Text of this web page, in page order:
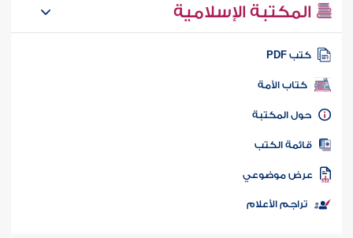
المكتبة الإسلامية
كتب PDF
كتاب الأمة
المكتبة
الكتب
موضوعي